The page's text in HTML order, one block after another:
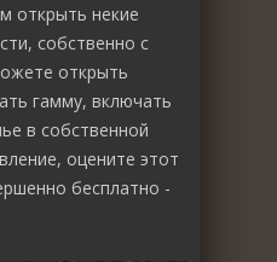
открыть некие
собственно с
открыть
гамму, включать
в собственной
оцените этот
бесплатно -